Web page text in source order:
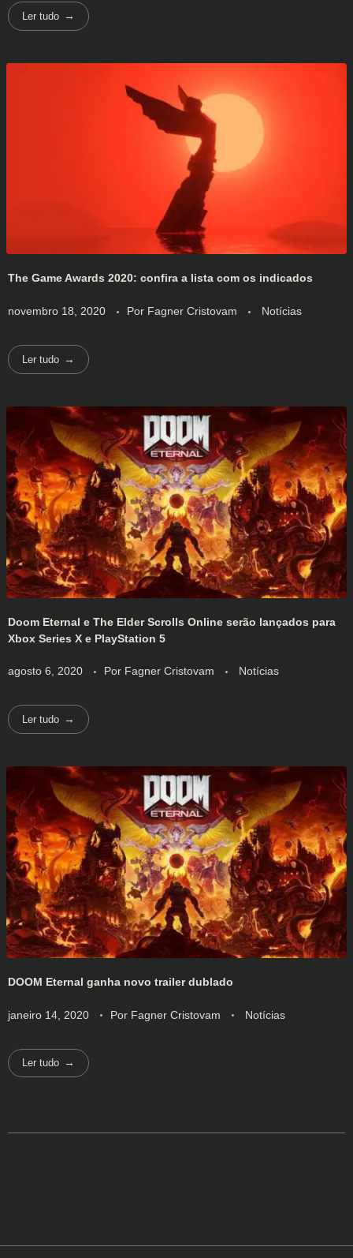
Ler tudo
The Game Awards 2020: confira a lista com os indicados
novembro 18, 2020 Por Fagner Cristovam Notícias
Ler tudo
Doom Eternal e The Elder Scrolls Online serão lançados para
Xbox Series X e PlayStation 5
agosto 6, 2020 Por Fagner Cristovam Notícias
Ler tudo
DOOM Eternal ganha novo trailer dublado
janeiro 14, 2020 Por Fagner Cristovam Notícias
Ler tudo